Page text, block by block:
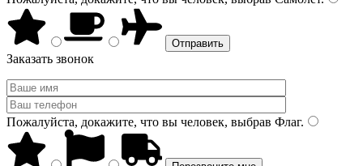
Заказать звонок
Пожалуйста, докажите, что вы человек, выбрав Флаг.